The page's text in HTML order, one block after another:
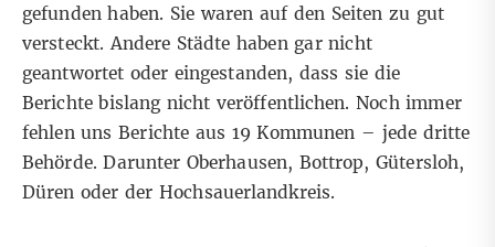
gefunden haben. Sie waren auf den Seiten zu gut
versteckt. Andere Städte haben gar nicht
geantwortet oder eingestanden, dass sie die
Berichte bislang nicht veröffentlichen. Noch immer
fehlen uns Berichte aus 19 Kommunen – jede dritte
Behörde. Darunter Oberhausen, Bottrop, Gütersloh,
Düren oder der Hochsauerlandkreis.